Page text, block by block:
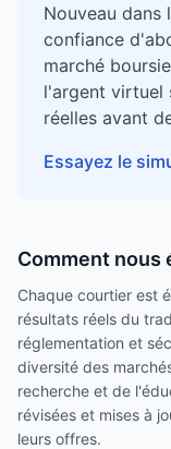
Nouveau dans
confiance
marché
l'argent virtuel
réelles avant
Essayez le
Comment nous
Chaque courtier est
résultats réels du
réglementation et
diversité des
recherche et de
révisées et mises à
leurs offres.